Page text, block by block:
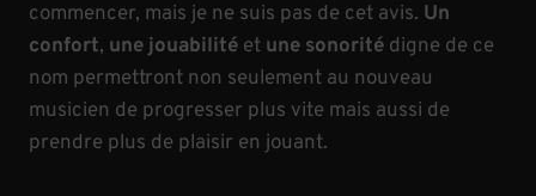
commencer, mais je ne suis pas de cet avis. Un
confort, une jouabilité et une sonorité digne de ce
nom permettront non seulement au nouveau
musicien de progresser plus vite mais aussi de
prendre plus de plaisir en jouant.